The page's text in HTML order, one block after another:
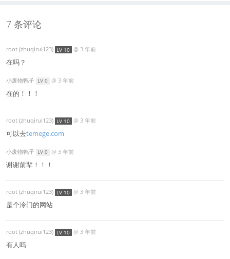
7 条评论
root (zhuqirui123) LV 10 @ 3 年前
在吗？
小废物鸭子 LV 0 @ 3 年前
在的！！！
root (zhuqirui123) LV 10 @ 3 年前
可以去temege.com
小废物鸭子 LV 0 @ 3 年前
谢谢前辈！！！
root (zhuqirui123) LV 10 @ 3 年前
是个冷门的网站
root (zhuqirui123) LV 10 @ 3 年前
有人吗